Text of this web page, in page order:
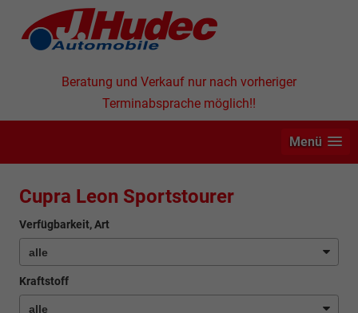
Beratung und Verkauf nur nach vorheriger
Terminabsprache möglich!!
Menü
Cupra Leon Sportstourer
Verfügbarkeit, Art
Kraftstoff